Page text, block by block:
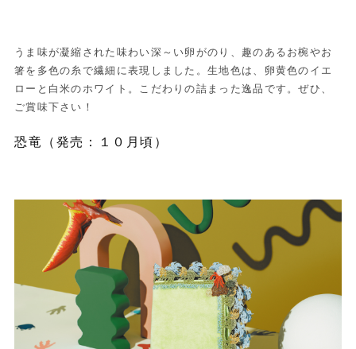
うま味が凝縮された味わい深～い卵がのり、趣のあるお椀やお
箸を多色の糸で繊細に表現しました。生地色は、卵黄色のイエ
ローと白米のホワイト。こだわりの詰まった逸品です。ぜひ、
ご賞味下さい！
恐竜（発売：１０月頃）